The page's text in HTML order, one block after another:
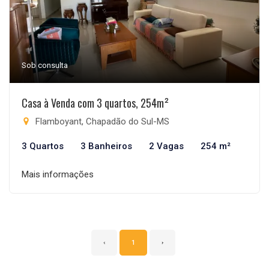
Sob consulta
Casa à Venda com 3 quartos, 254m²
Flamboyant, Chapadão do Sul-MS
3 Quartos 3 Banheiros 2 Vagas 254 m²
Mais informações
‹ 1 ›